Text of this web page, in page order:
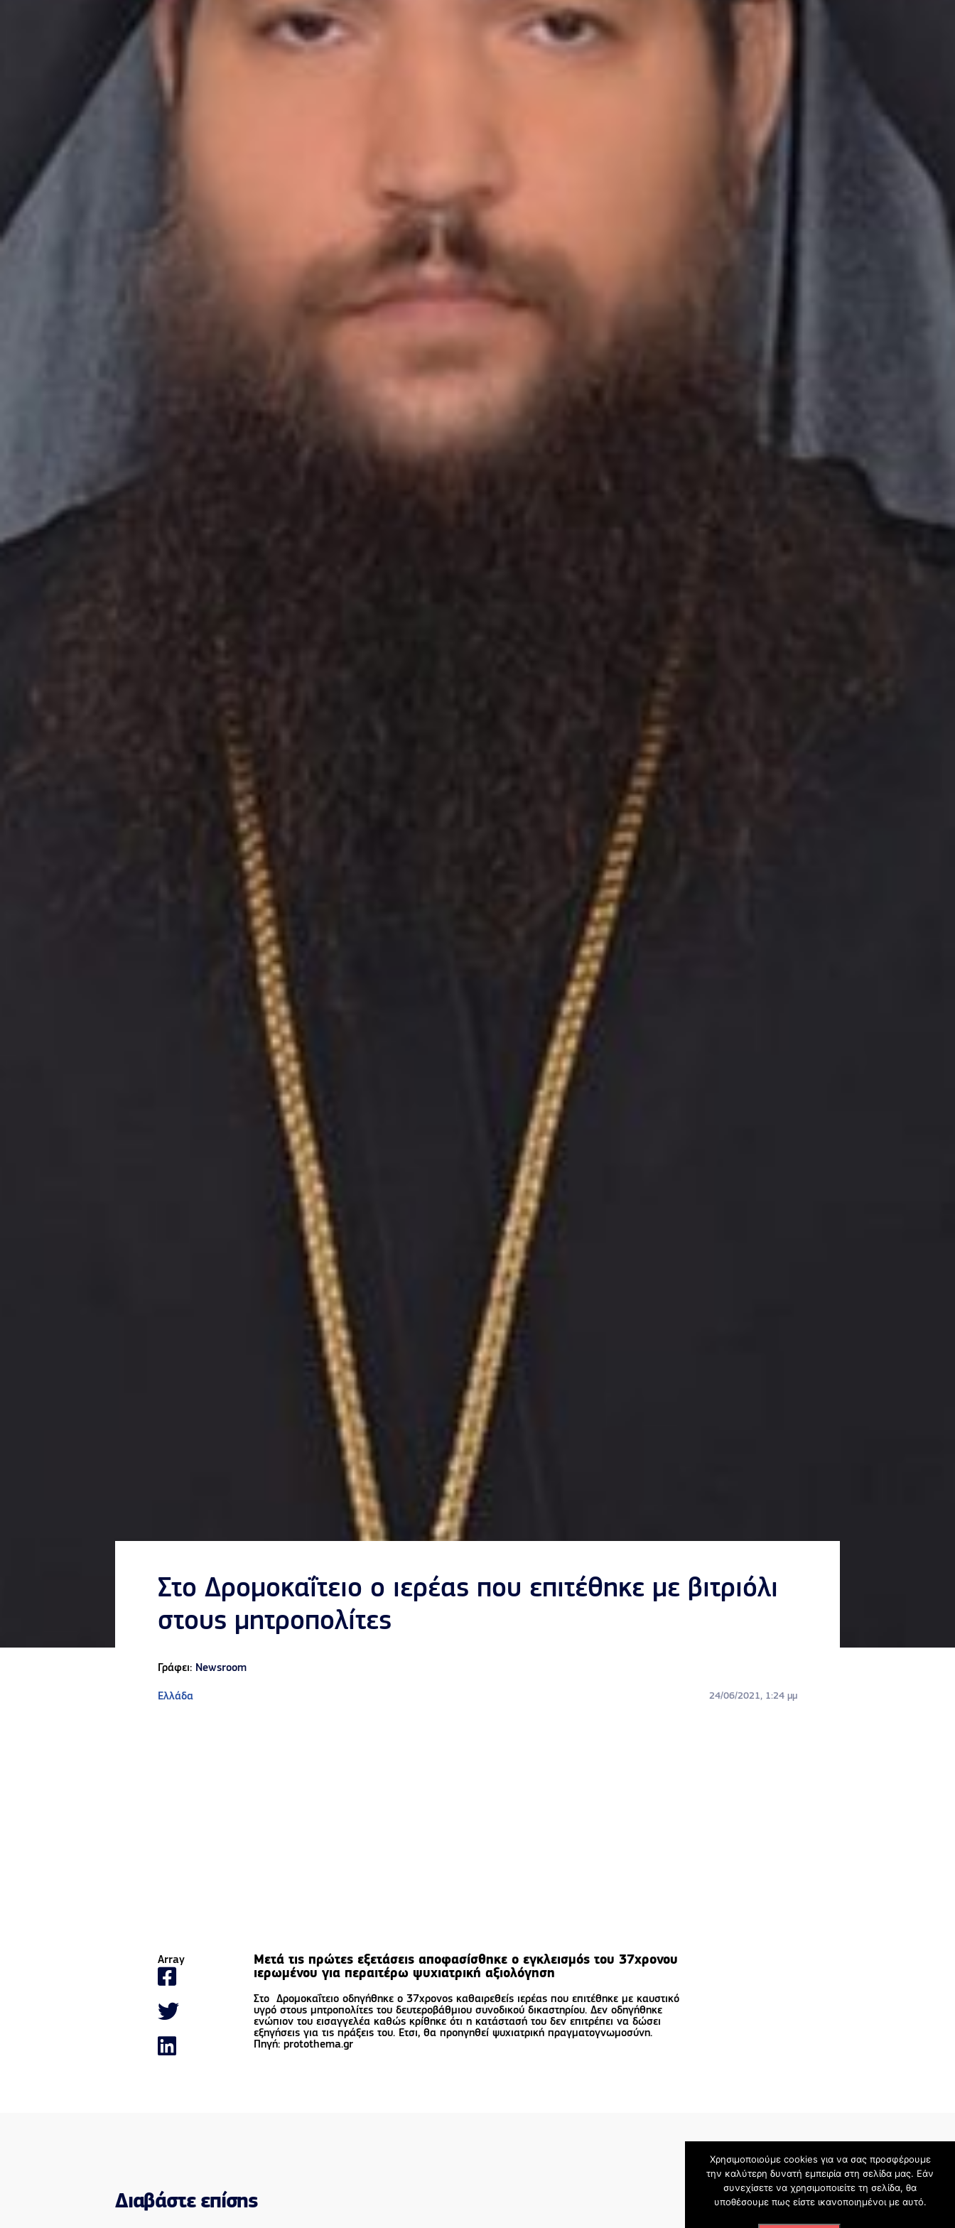
Στο Δρομοκαΐτειο ο ιερέας που επιτέθηκε με βιτριόλι
στους μητροπολίτες
Γράφει: Newsroom
Ελλάδα 24/06/2021, 1:24 μμ
Array
Μετά τις πρώτες εξετάσεις αποφασίσθηκε ο εγκλεισμός του 37χρονου
ιερωμένου για περαιτέρω ψυχιατρική αξιολόγηση
Στο Δρομοκαΐτειο οδηγήθηκε ο 37χρονος καθαιρεθείς ιερέας που επιτέθηκε με καυστικό
υγρό στους μητροπολίτες του δευτεροβάθμιου συνοδικού δικαστηρίου. Δεν οδηγήθηκε
ενώπιον του εισαγγελέα καθώς κρίθηκε ότι η κατάστασή του δεν επιτρέπει να δώσει
εξηγήσεις για τις πράξεις του. Ετσι, θα προηγηθεί ψυχιατρική πραγματογνωμοσύνη.
Πηγή: protothema.gr
Διαβάστε επίσης
Χρησιμοποιούμε cookies για να σας προσφέρουμε
την καλύτερη δυνατή εμπειρία στη σελίδα μας. Εάν
συνεχίσετε να χρησιμοποιείτε τη σελίδα, θα
υποθέσουμε πως είστε ικανοποιημένοι με αυτό.